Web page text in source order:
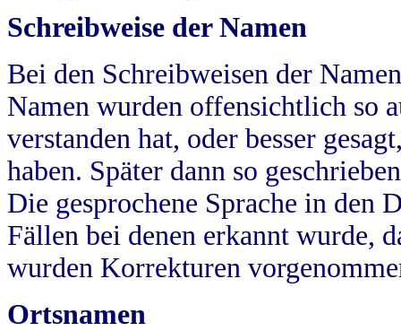
Schreibweise der Namen
Bei den Schreibweisen der
Namen wurden offensichtlich so
verstanden hat, oder besser
haben. Später dann so
Die gesprochene Sprache in
Fällen bei denen erkannt wurde,
wurden Korrekturen
Ortsnamen